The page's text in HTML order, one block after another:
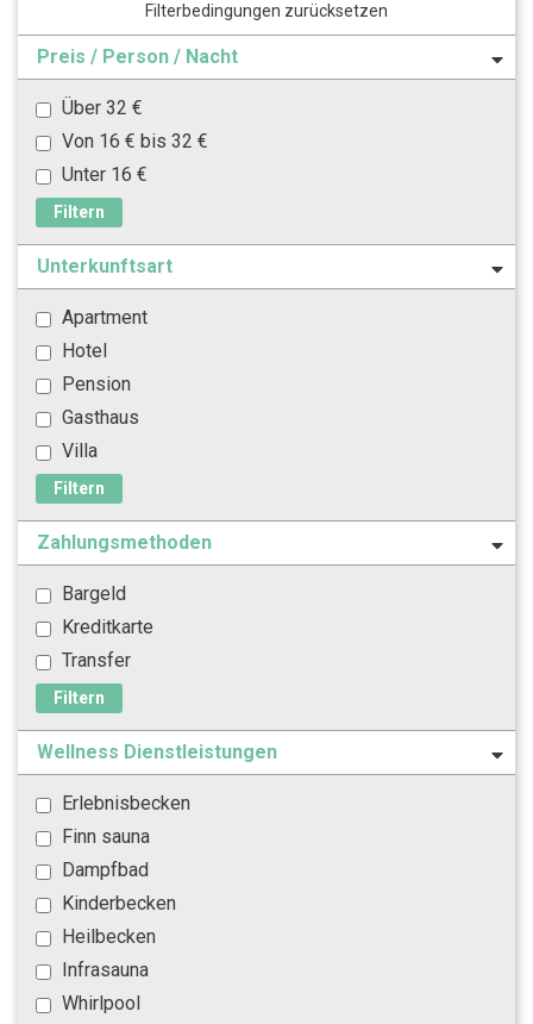
Filterbedingungen zurücksetzen
Preis / Person / Nacht
Über 32 €
Von 16 € bis 32 €
Unter 16 €
Filtern
Unterkunftsart
Apartment
Hotel
Pension
Gasthaus
Villa
Filtern
Zahlungsmethoden
Bargeld
Kreditkarte
Transfer
Filtern
Wellness Dienstleistungen
Erlebnisbecken
Finn sauna
Dampfbad
Kinderbecken
Heilbecken
Infrasauna
Whirlpool